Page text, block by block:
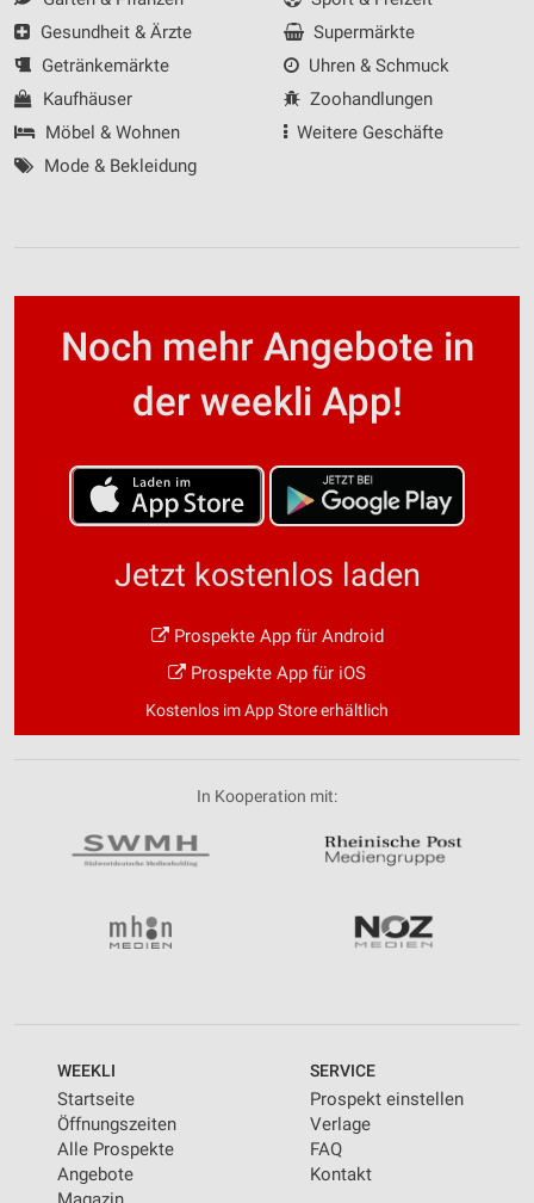
Gesundheit & Ärzte
Getränkemärkte
Kaufhäuser
Möbel & Wohnen
Mode & Bekleidung
Supermärkte
Uhren & Schmuck
Zoohandlungen
Weitere Geschäfte
Noch mehr Angebote in
der weekli App!
Jetzt kostenlos laden
Prospekte App für Android
Prospekte App für iOS
Kostenlos im App Store erhältlich
In Kooperation mit:
WEEKLI
Startseite
Öffnungszeiten
Alle Prospekte
Angebote
SERVICE
Prospekt einstellen
Verlage
FAQ
Kontakt